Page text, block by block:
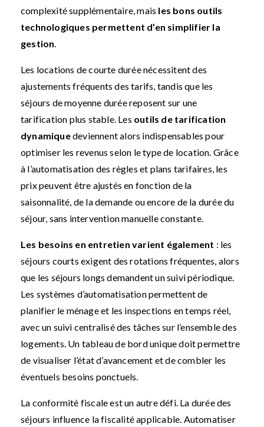
complexité supplémentaire, mais les bons outils
technologiques permettent d’en simplifier la
gestion.
Les locations de courte durée nécessitent des
ajustements fréquents des tarifs, tandis que les
séjours de moyenne durée reposent sur une
tarification plus stable. Les outils de tarification
dynamiquedeviennent alors indispensables pour
optimiser les revenus selon le type de location. Grâce
à l’automatisation des règles et plans tarifaires, les
prix peuvent être ajustés en fonction de la
saisonnalité, de la demande ou encore de la durée du
séjour, sans intervention manuelle constante.
Les besoins en entretien varient également : les
séjours courts exigent des rotations fréquentes, alors
que les séjours longs demandent un suivi périodique.
Les systèmes d’automatisation permettent de
planifier le ménage et les inspections en temps réel,
avec un suivi centralisé des tâches sur l’ensemble des
logements. Un tableau de bord unique doit permettre
de visualiser l’état d’avancement et de combler les
éventuels besoins ponctuels.
La conformité fiscale est un autre défi. La durée des
séjours influence la fiscalité applicable. Automatiser